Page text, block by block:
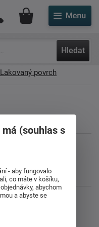
Hledat
Můj účet
Lakovaný povrch
ho s přáteli
(souhlas s
- aby fungovalo
co máte v košíku,
abychom
a abyste se